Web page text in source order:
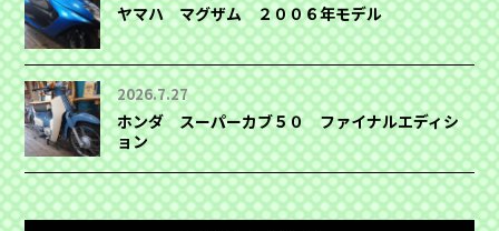
ヤマハ マグザム ２００６年モデル
2026.7.27
ホンダ スーパーカブ５０ ファイナルエディシ
ョン